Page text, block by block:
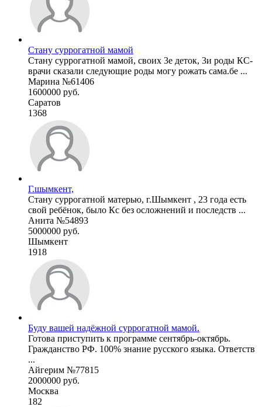
Стану суррогатной мамой
Стану суррогатной мамой, своих 3е деток, 3и роды КС-
врачи сказали следующие роды могу рожать сама.бе ...
Марина №61406
1600000 руб.
Саратов
1368
Г.шымкент,
Стану суррогатной матерью, г.Шымкент , 23 года есть
свой ребёнок, было Кс без осложнений и последств ...
Анита №54893
5000000 руб.
Шымкент
1918
Буду вашей надёжной суррогатной мамой.
Готова приступить к программе сентябрь-октябрь.
Гражданство РФ. 100% знание русского языка. Ответств
...
Айгерим №77815
2000000 руб.
Москва
182